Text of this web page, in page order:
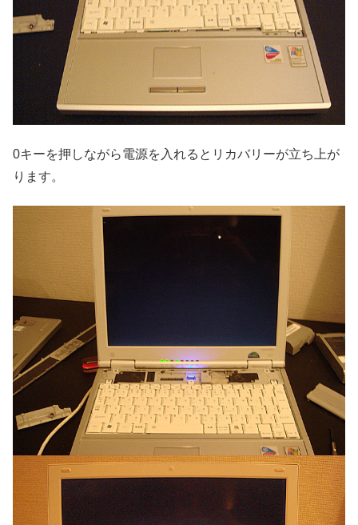
0キーを押しながら電源を入れるとリカバリーが立ち上が
ります。